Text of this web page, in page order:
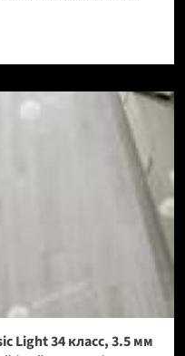
Light 34 класс, 3.5 мм